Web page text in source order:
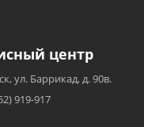
центр
ул. Баррикад, д. 90в.
919-917